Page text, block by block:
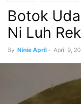
Botok
Ni Luh
By Ninie April - April 9,